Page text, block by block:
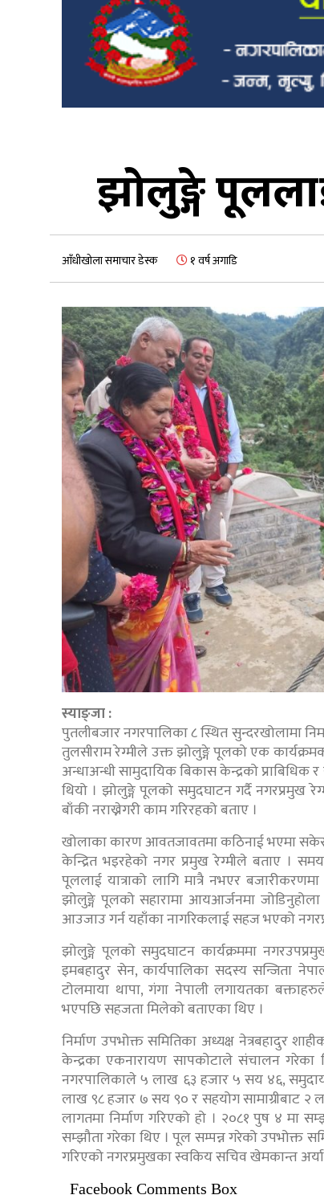
झोलुङ्गे
आँधीखोला समाचार डेस्क १ वर्ष अगाडि
स्याङ्जा :
पुतलीबजार नगरपालिका ८ स्थित सुन्दरखोलामा
तुलसीराम रेग्मीले उक्त झोलुङ्गे पूलको एक
अन्धाअन्धी सामुदायिक बिकास केन्द्रको प्राबिधिक
थियो । झोलुङ्गे पूलको समुदघाटन गर्दै नगरप्रमुख
बाँकी नराख्नेगरी काम गरिरहको बताए ।
खोलाका कारण आवतजावतमा कठिनाई भएमा
केन्द्रित भइरहेको नगर प्रमुख रेग्मीले बताए ।
पूललाई यात्राको लागि मात्रै नभएर
झोलुङ्गे पूलको सहारामा आयआर्जनमा
आउजाउ गर्न यहाँका नागरिकलाई सहज भएको
झोलुङ्गे पूलको समुदघाटन कार्यक्रममा
इमबहादुर सेन, कार्यपालिका सदस्य सन्जिता
टोलमाया थापा, गंगा नेपाली लगायतका
भएपछि सहजता मिलेको बताएका थिए ।
निर्माण उपभोक्त समितिका अध्यक्ष नेत्रबहादुर
केन्द्रका एकनारायण सापकोटाले संचालन गरेका
नगरपालिकाले ५ लाख ६३ हजार ५ सय ४६,
लाख ९८ हजार ७ सय ९० र सहयोग सामाग्रीबाट
लागतमा निर्माण गरिएको हो । २०८१ पुष ४ मा
सम्झौता गरेका थिए । पूल सम्पन्न गरेको उपभोक्त
गरिएको नगरप्रमुखका स्वकिय सचिव खेमकान्त
Facebook Comments Box